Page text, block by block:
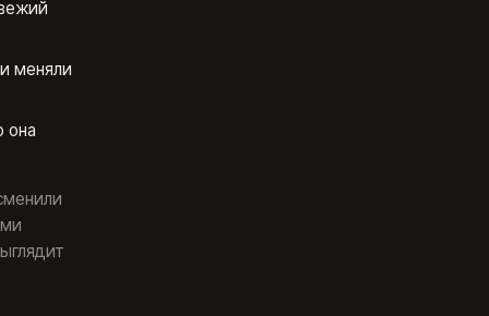
меняли
она